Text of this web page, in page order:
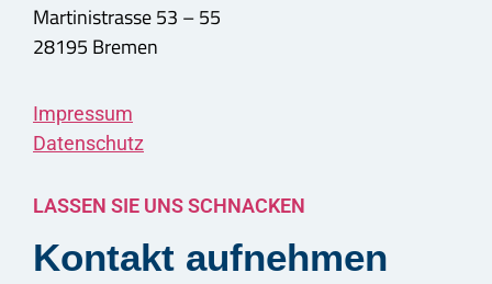
Martinistrasse 53 – 55
28195 Bremen
Impressum
Datenschutz
LASSEN SIE UNS SCHNACKEN
Kontakt aufnehmen